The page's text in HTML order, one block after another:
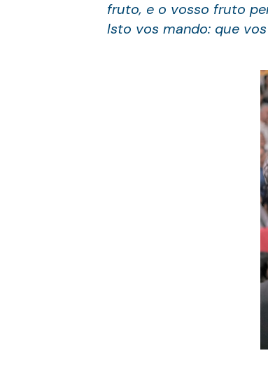
fruto, e o vosso fruto
Isto vos mando: que